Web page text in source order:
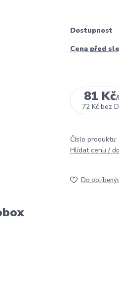
Dostupnost
Cena před
81 Kč/
72 Kč bez
Číslo produktu:
Hlídat cenu /
Do